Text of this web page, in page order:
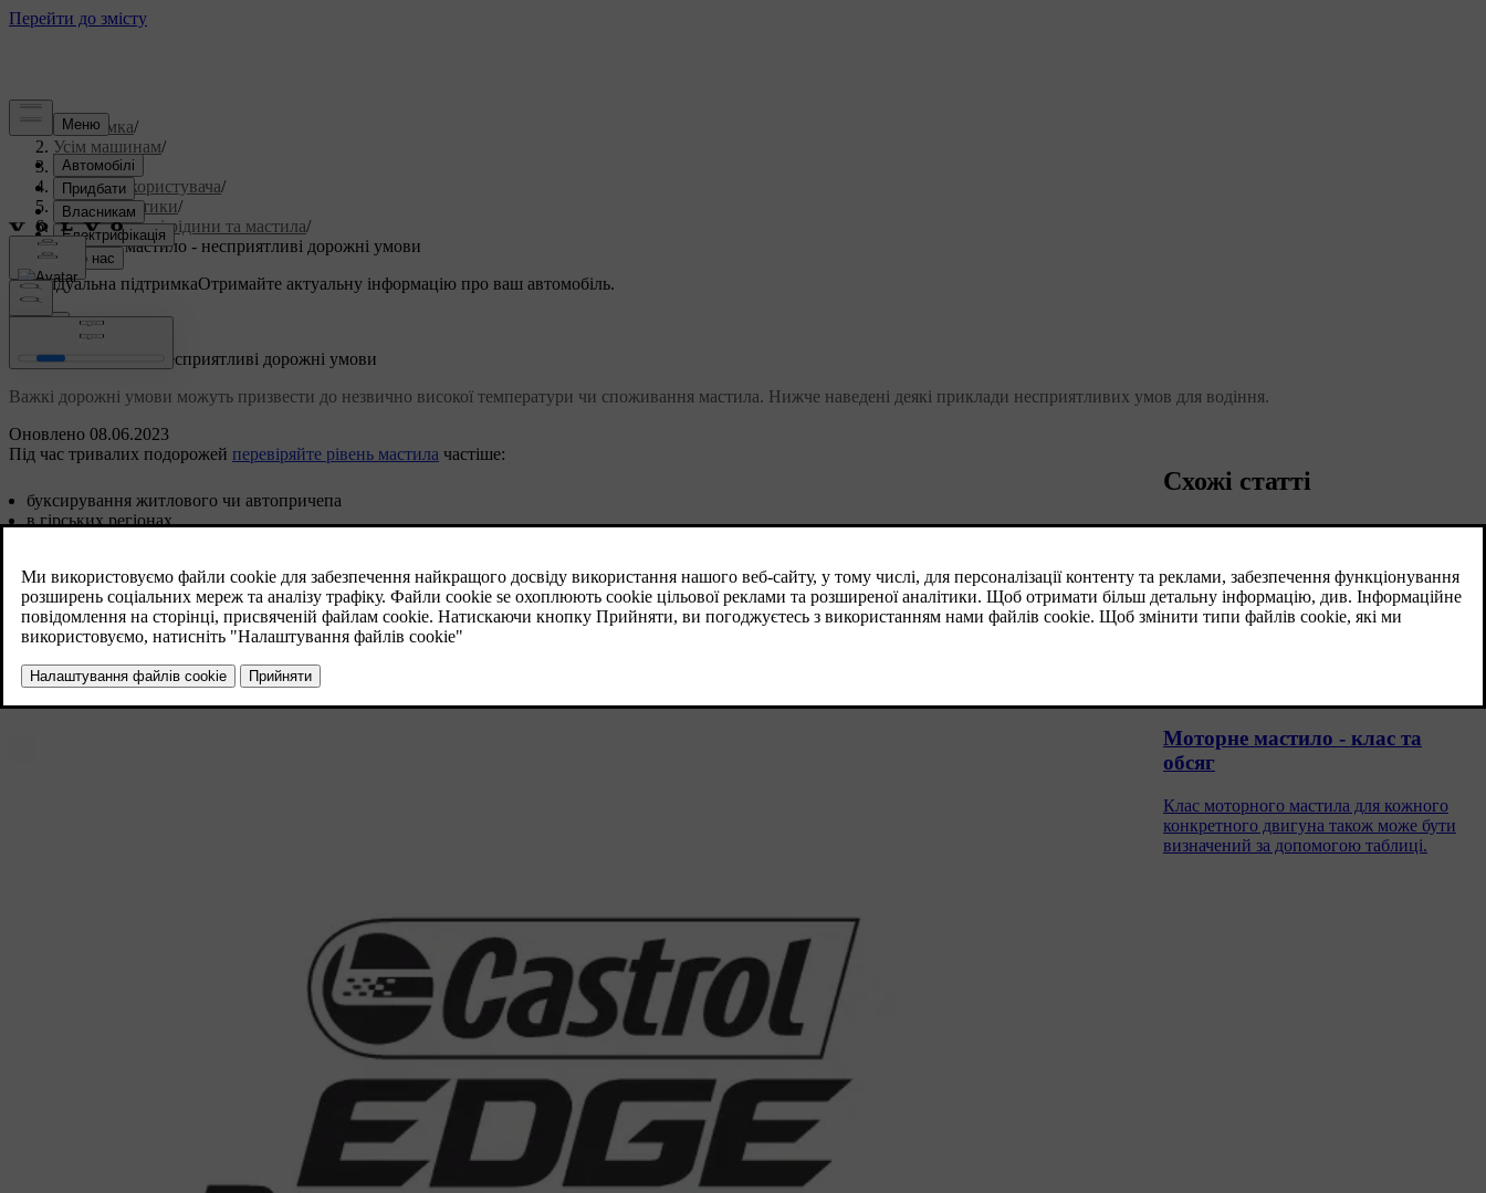
Підтримка/
Усім машинам/
S60 2015/
Посібник користувача/
Характеристики/
Технологічні рідини та мастила/
Моторне мастило - несприятливі дорожні умови
Індивідуальна підтримкаОтримайте актуальну інформацію про ваш автомобіль.
Оновлено 08.06.2023
Моторне мастило - несприятливі дорожні умови
Важкі дорожні умови можуть призвести до незвично високої температури чи споживання мастила. Нижче наведені деякі приклади несприятливих умов для водіння.
Під час тривалих подорожей перевіряйте рівень мастила частіше:
буксирування житлового чи автопричепа
в гірських регіонах
Вищезгадане також поширюється на водіння на короткі відстані при низьких температурах.
Схожі статті
інформація
Для застосування рекомендованих
Моторне мастило - клас та
обсяг
Клас моторного мастила для кожного
конкретного двигуна також може бути
визначений за допомогою таблиці.